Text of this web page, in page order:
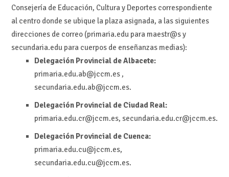
Consejería de Educación, Cultura y Deportes correspondiente
al centro donde se ubique la plaza asignada, a las siguientes
direcciones de correo (primaria.edu para maestr@s y
secundaria.edu para cuerpos de enseñanzas medias):
Delegación Provincial de Albacete:
primaria.edu.ab@jccm.es ,
secundaria.edu.ab@jccm.es.
Delegación Provincial de Ciudad Real:
primaria.edu.cr@jccm.es, secundaria.edu.cr@jccm.es.
Delegación Provincial de Cuenca:
primaria.edu.cu@jccm.es,
secundaria.edu.cu@jccm.es.